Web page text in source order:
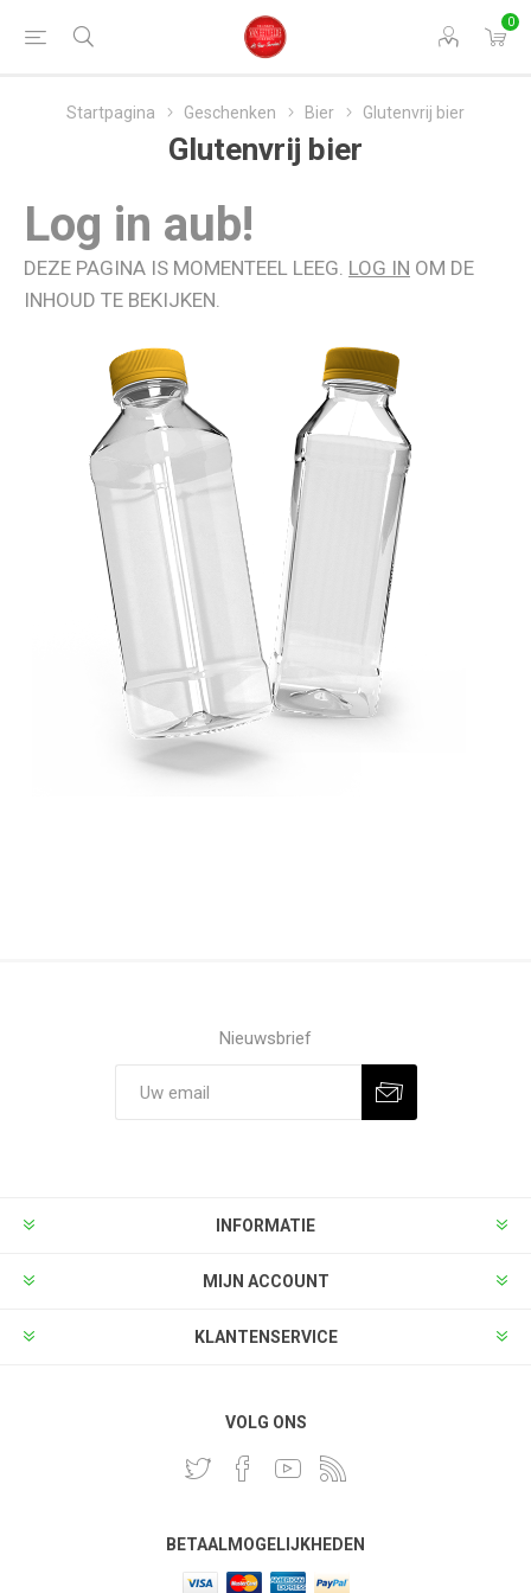
0
Startpagina Geschenken Bier Glutenvrij bier
Glutenvrij bier
Log in aub!
DEZE PAGINA IS MOMENTEEL LEEG. LOG IN OM DE
INHOUD TE BEKIJKEN.
Nieuwsbrief
INFORMATIE
MIJN ACCOUNT
KLANTENSERVICE
VOLG ONS
BETAALMOGELIJKHEDEN